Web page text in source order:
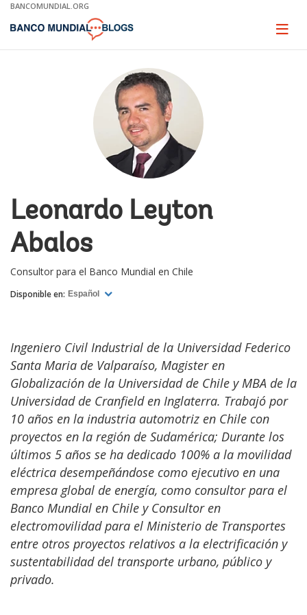
Skip
Main
BANCOMUNDIAL.ORG
Page
Leonardo Leyton
Abalos
Consultor para el Banco Mundial en Chile
Disponible en: Español
Ingeniero Civil Industrial de la Universidad Federico
Santa Maria de Valparaíso, Magister en
Globalización de la Universidad de Chile y MBA de la
Universidad de Cranfield en Inglaterra. Trabajó por
10 años en la industria automotriz en Chile con
proyectos en la región de Sudamérica; Durante los
últimos 5 años se ha dedicado 100% a la movilidad
eléctrica desempeñándose como ejecutivo en una
empresa global de energía, como consultor para el
Banco Mundial en Chile y Consultor en
electromovilidad para el Ministerio de Transportes
entre otros proyectos relativos a la electrificación y
sustentabilidad del transporte urbano, público y
privado.